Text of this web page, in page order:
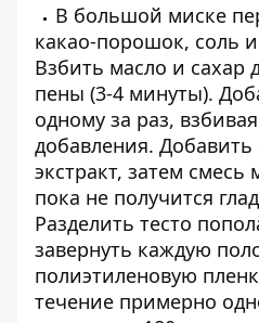
В большой миске
какао-порошок, соль
Взбить масло и сахар
пены (3-4 минуты).
одному за раз,
добавления.
экстракт, затем смесь
пока не получится
Разделить тесто
завернуть каждую
полиэтиленовую
течение примерно